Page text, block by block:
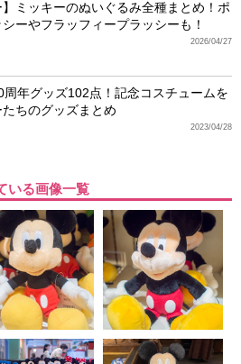
】ミッキーのぬいぐるみ全種まとめ！ポ
ーやフラッフィープラッシーも！
2026/04/27
周年グッズ102点！記念コスチュームを
ちのグッズまとめ
2023/04/28
いる画像一覧